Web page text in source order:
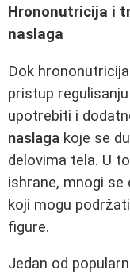
Hrononutricija i
naslaga
Dok
pristup
upotrebiti i
naslaga koje se
delovima tela. U
ishrane, mnogi
koji mogu
figure.
Jedan od